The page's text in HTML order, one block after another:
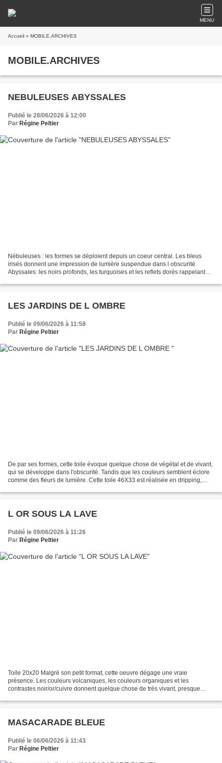
MENU
Accueil » MOBILE.ARCHIVES
MOBILE.ARCHIVES
NEBULEUSES ABYSSALES
Publié le 28/06/2026 à 12:00
Par Régine Peltier
Nébuleuses : les formes se déploient depuis un coeur central. Les bleus
irisés donnent une impression de lumière suspendue dans l obscurité.
Abyssales: les noirs profonds, les turquoises et les reflets dorés rappelant
LES JARDINS DE L OMBRE
Publié le 09/06/2026 à 11:58
Par Régine Peltier
De par ses formes, cette toile évoque quelque chose de végétal et de vivant,
qui se développe dans l'obscurité. Tandis que les couleurs semblent éclore
comme des fleurs de lumière. Cette toile 46X33 est réalisée en dripping,
L OR SOUS LA LAVE
Publié le 09/06/2026 à 11:26
Par Régine Peltier
Toile 20x20 Malgré son petit format, cette oeuvre dégage une vraie
présence. Les couleurs volcaniques, les couleurs organiques et les
contrastes noir/or/cuivre donnent quelque chose de très vivant, presque
MASACARADE BLEUE
Publié le 06/06/2026 à 11:43
Par Régine Peltier